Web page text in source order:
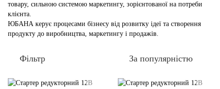
товару, сильною системою маркетингу, зорієнтованої на потреби
клієнта.
ЮБАНА керує процесами бізнесу від розвитку ідеї та створення
продукту до виробництва, маркетингу і продажів.
Фільтр За популярністю